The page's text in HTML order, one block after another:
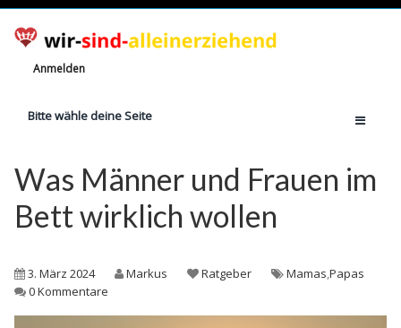
Anmelden
Bitte wähle deine Seite
Jetzt registrieren!
Ratgeber
Finanzielle Hilfe
Witze
Was Männer und Frauen im
Bett wirklich wollen
3. März 2024 Markus Ratgeber Mamas,Papas
0 Kommentare